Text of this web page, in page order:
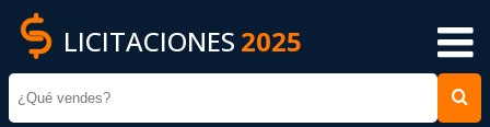
LICITACIONES 2025